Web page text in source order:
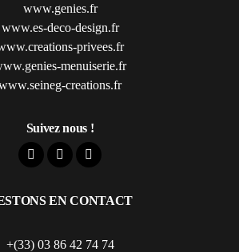
www.genies.fr
www.es-deco-design.fr
privees.fr
menuiserie.fr
creations.fr
Suivez nous !
EN CONTACT
+(33) 03 86 42 74 74